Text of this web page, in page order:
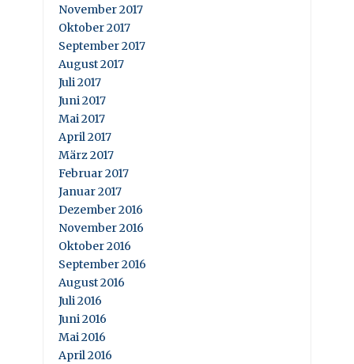
November 2017
Oktober 2017
September 2017
August 2017
Juli 2017
Juni 2017
Mai 2017
April 2017
März 2017
Februar 2017
Januar 2017
Dezember 2016
November 2016
Oktober 2016
September 2016
August 2016
Juli 2016
Juni 2016
Mai 2016
April 2016